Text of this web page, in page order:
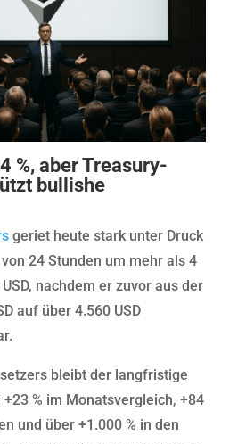
%, aber Treasury-
bullishe
geriet heute stark unter Druck
24 Stunden um mehr als 4
nachdem er zuvor aus der
auf über 4.560 USD
bleibt der langfristige
% im Monatsvergleich, +84
und über +1.000 % in den